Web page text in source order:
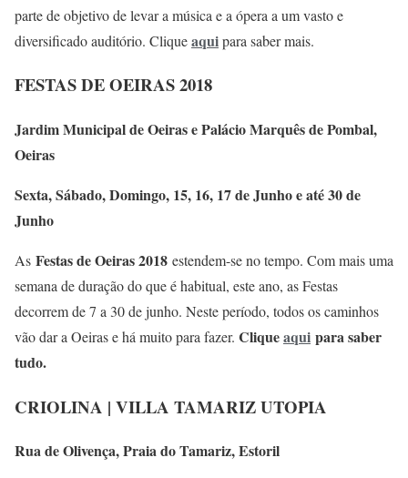
parte de objetivo de levar a música e a ópera a um vasto e
diversificado auditório. Cliqueaquipara saber mais.
FESTAS DE OEIRAS 2018
Jardim Municipal de Oeiras e Palácio Marquês de Pombal,
Oeiras
Sexta, Sábado, Domingo, 15, 16, 17 de Junho e até 30 de
Junho
As Festas de Oeiras 2018 estendem-se no tempo. Com mais uma
semana de duração do que é habitual, este ano, as Festas
decorrem de 7 a 30 de junho. Neste período, todos os caminhos
vão dar a Oeiras e há muito para fazer. Cliqueaqui para saber
tudo.
CRIOLINA | VILLA TAMARIZ UTOPIA
Rua de Olivença, Praia do Tamariz, Estoril